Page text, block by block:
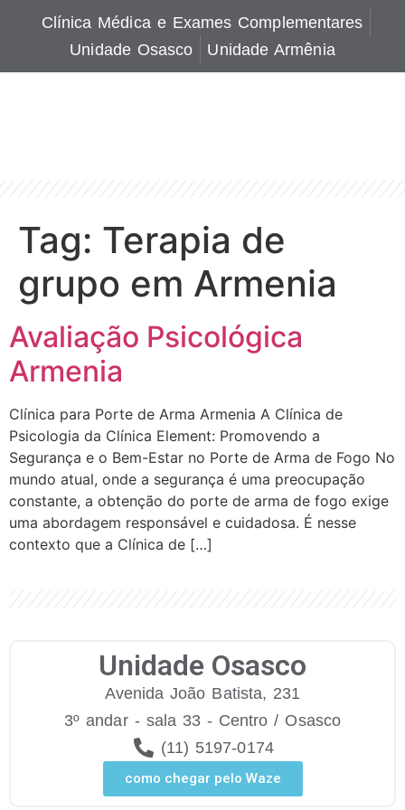
Clínica Médica e Exames Complementares
Unidade Osasco
Unidade Armênia
Tag: Terapia de
grupo em Armenia
Avaliação Psicológica
Armenia
Clínica para Porte de Arma Armenia A Clínica de
Psicologia da Clínica Element: Promovendo a
Segurança e o Bem-Estar no Porte de Arma de Fogo No
mundo atual, onde a segurança é uma preocupação
constante, a obtenção do porte de arma de fogo exige
uma abordagem responsável e cuidadosa. É nesse
contexto que a Clínica de […]
Unidade Osasco
Avenida João Batista, 231
3º andar - sala 33 - Centro / Osasco
(11) 5197-0174
como chegar pelo Waze